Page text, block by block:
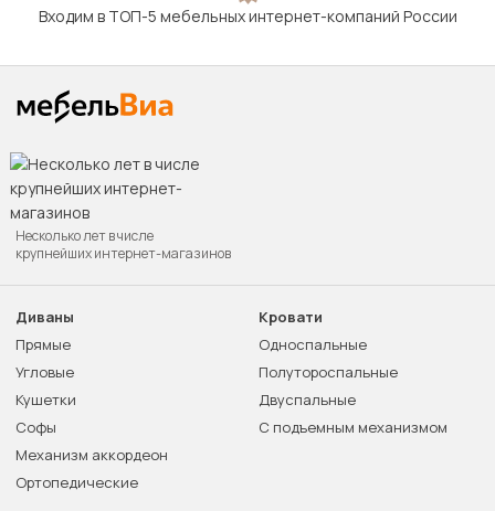
Входим в ТОП-5 мебельных интернет-компаний России
Несколько лет в числе
крупнейших интернет-магазинов
Диваны
Прямые
Угловые
Кушетки
Софы
Механизм аккордеон
Ортопедические
Кровати
Односпальные
Полутороспальные
Двуспальные
С подъемным механизмом